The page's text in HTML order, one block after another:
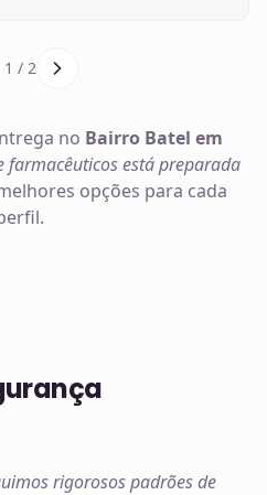
1 / 2
no Bairro Batel em
farmacêuticos está preparada
opções para cada
rigorosos padrões de